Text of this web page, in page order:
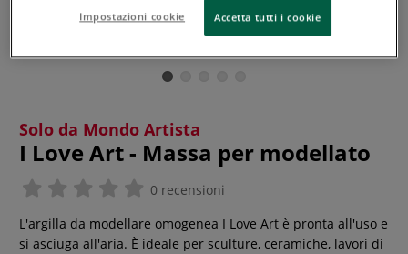
Solo da Mondo Artista
I Love Art - Massa per modellato
0 recensioni
L'argilla da modellare omogenea I Love Art è pronta all'uso e
si asciuga all'aria. È ideale per sculture, ceramiche, lavori di
Impostazioni cookie Accetta tutti i cookie